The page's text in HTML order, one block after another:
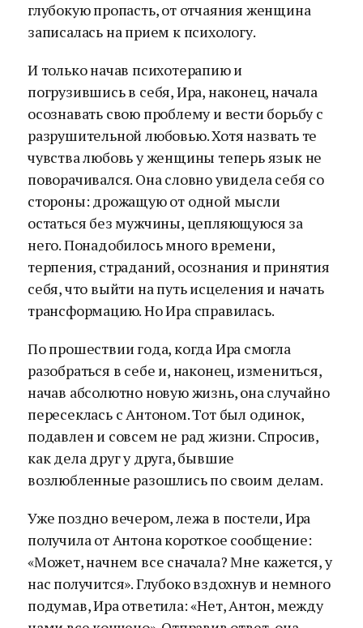
глубокую пропасть, от отчаяния женщина
записалась на прием к психологу.
И только начав психотерапию и
погрузившись в себя, Ира, наконец, начала
осознавать свою проблему и вести борьбу с
разрушительной любовью. Хотя назвать те
чувства любовь у женщины теперь язык не
поворачивался. Она словно увидела себя со
стороны: дрожащую от одной мысли
остаться без мужчины, цепляющуюся за
него. Понадобилось много времени,
терпения, страданий, осознания и принятия
себя, что выйти на путь исцеления и начать
трансформацию. Но Ира справилась.
По прошествии года, когда Ира смогла
разобраться в себе и, наконец, измениться,
начав абсолютно новую жизнь, она случайно
пересеклась с Антоном. Тот был одинок,
подавлен и совсем не рад жизни. Спросив,
как дела друг у друга, бывшие
возлюбленные разошлись по своим делам.
Уже поздно вечером, лежа в постели, Ира
получила от Антона короткое сообщение:
«Может, начнем все сначала? Мне кажется, у
нас получится». Глубоко вздохнув и немного
подумав, Ира ответила: «Нет, Антон, между